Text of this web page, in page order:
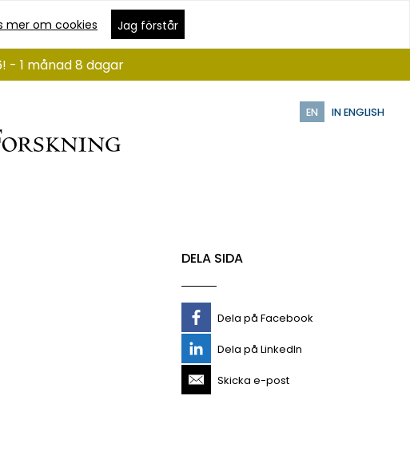
mer om cookies Jag förstår
EN IN ENGLISH
- 1 månad 8 dagar
DELA SIDA
Dela på Facebook
Dela på LinkedIn
Skicka e-post